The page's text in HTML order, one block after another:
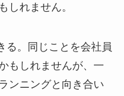
しれません。
る。同じことを会社員
もしれませんが、一
ンニングと向き合い